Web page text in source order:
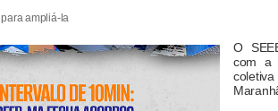
ampliá-la
O
com a